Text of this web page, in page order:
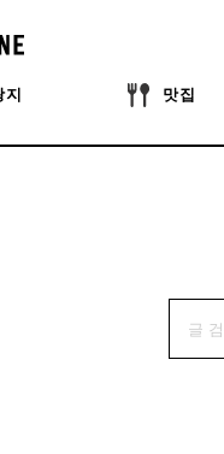
지 맛집